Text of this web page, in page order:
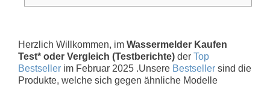
Herzlich Willkommen, im Wassermelder Kaufen
Test* oder Vergleich (Testberichte) der Top
Bestseller im Februar 2025 .Unsere Bestseller sind die
Produkte, welche sich gegen ähnliche Modelle